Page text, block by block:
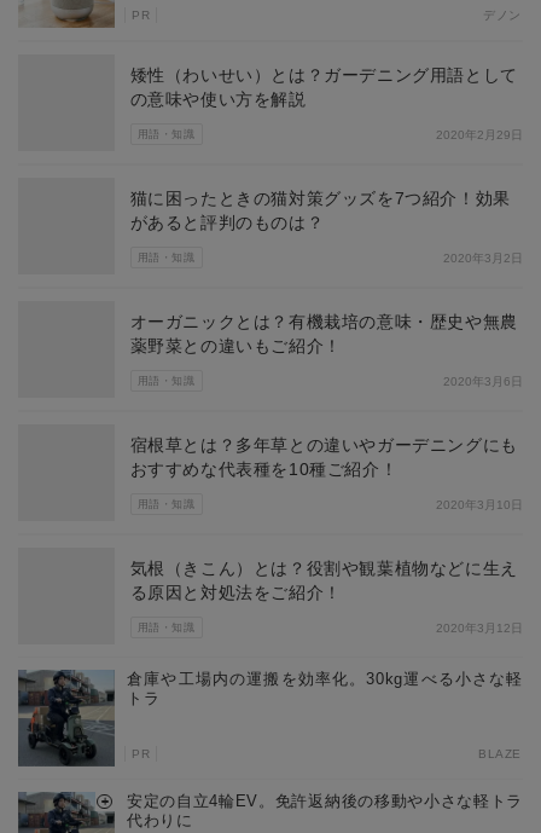
PR デノン
用語・知識
矮性（わいせい）とは？ガーデニング用語として
の意味や使い方を解説
2020年2月29日
用語・知識
猫に困ったときの猫対策グッズを7つ紹介！効果
があると評判のものは？
2020年3月2日
用語・知識
オーガニックとは？有機栽培の意味・歴史や無農
薬野菜との違いもご紹介！
2020年3月6日
用語・知識
宿根草とは？多年草との違いやガーデニングにも
おすすめな代表種を10種ご紹介！
2020年3月10日
用語・知識
気根（きこん）とは？役割や観葉植物などに生え
る原因と対処法をご紹介！
2020年3月12日
倉庫や工場内の運搬を効率化。30kg運べる小さな軽
トラ
PR BLAZE
安定の自立4輪EV。免許返納後の移動や小さな軽トラ
代わりに